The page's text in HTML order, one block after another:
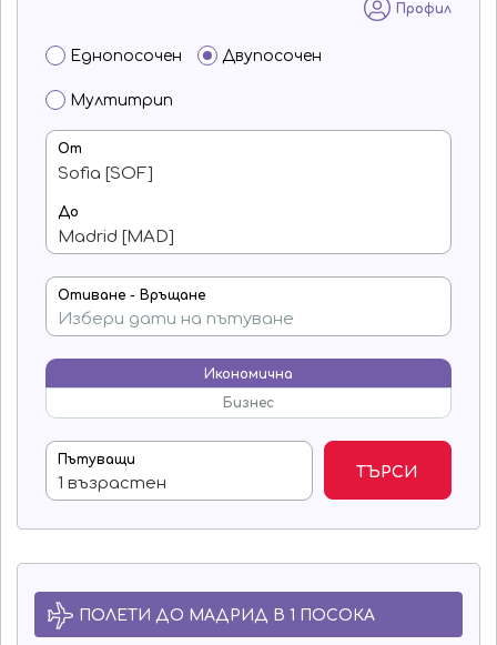
Профил
Еднопосочен Двупосочен
Мултитрип
От
До
Отиване - Връщане
Икономична
Бизнес
Пътуващи
ТЪРСИ
ПОЛЕТИ ДО МАДРИД В 1 ПОСОКА